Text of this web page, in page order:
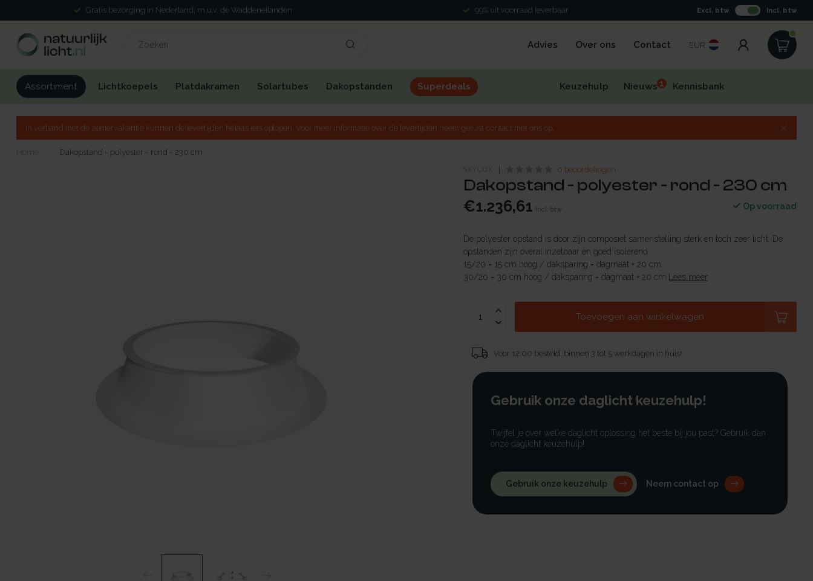
Gratis bezorging in Nederland, m.u.v. de Waddeneilanden 99% uit voorraad leverbaar Excl. btw Incl. btw
Advies Over ons Contact EUR
Assortiment Lichtkoepels Platdakramen Solartubes Dakopstanden Superdeals Keuzehulp Nieuws1 Kennisbank
In verband met de zomervakantie kunnen de levertijden helaas iets oplopen. Voor meer informatie over de levertijden neem gerust contact met ons op.
Home Dakopstand - polyester - rond - 230 cm
SKYLUX 0 beoordelingen
Dakopstand - polyester - rond - 230 cm
€1.236,61 Incl. btw Op voorraad
De polyester opstand is door zijn composiet samenstelling sterk en toch zeer licht. De
opstanden zijn overal inzetbaar en goed isolerend.
15/20 = 15 cm hoog / daksparing = dagmaat + 20 cm.
30/20 = 30 cm hoog / daksparing = dagmaat + 20 cm
Lees meer.
Toevoegen aan winkelwagen
Voor 12:00 besteld, binnen 3 tot 5 werkdagen in huis!
Gebruik onze daglicht keuzehulp!
Twijfel je over welke daglicht oplossing het beste bij jou past? Gebruik dan
onze daglicht keuzehulp!
Gebruik onze keuzehulp Neem contact op